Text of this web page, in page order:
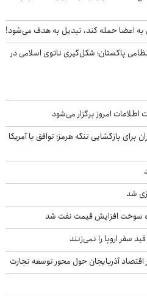
به اعضا حمله کند، تبدیل به هدف می‌شود!
پاکستان؛ شکل‌گیری ناتوی اسلامی در
اطلاعات امروز برگزار می‌شود
بازگشایی تنگه هرمز؛ توافق با آمریکا
شد
سوخت افزایش قیمت نفت شد
سفر اروپا را نمی‌زنند
اقتصاد آذربایجان حول محور توسعه تجارت